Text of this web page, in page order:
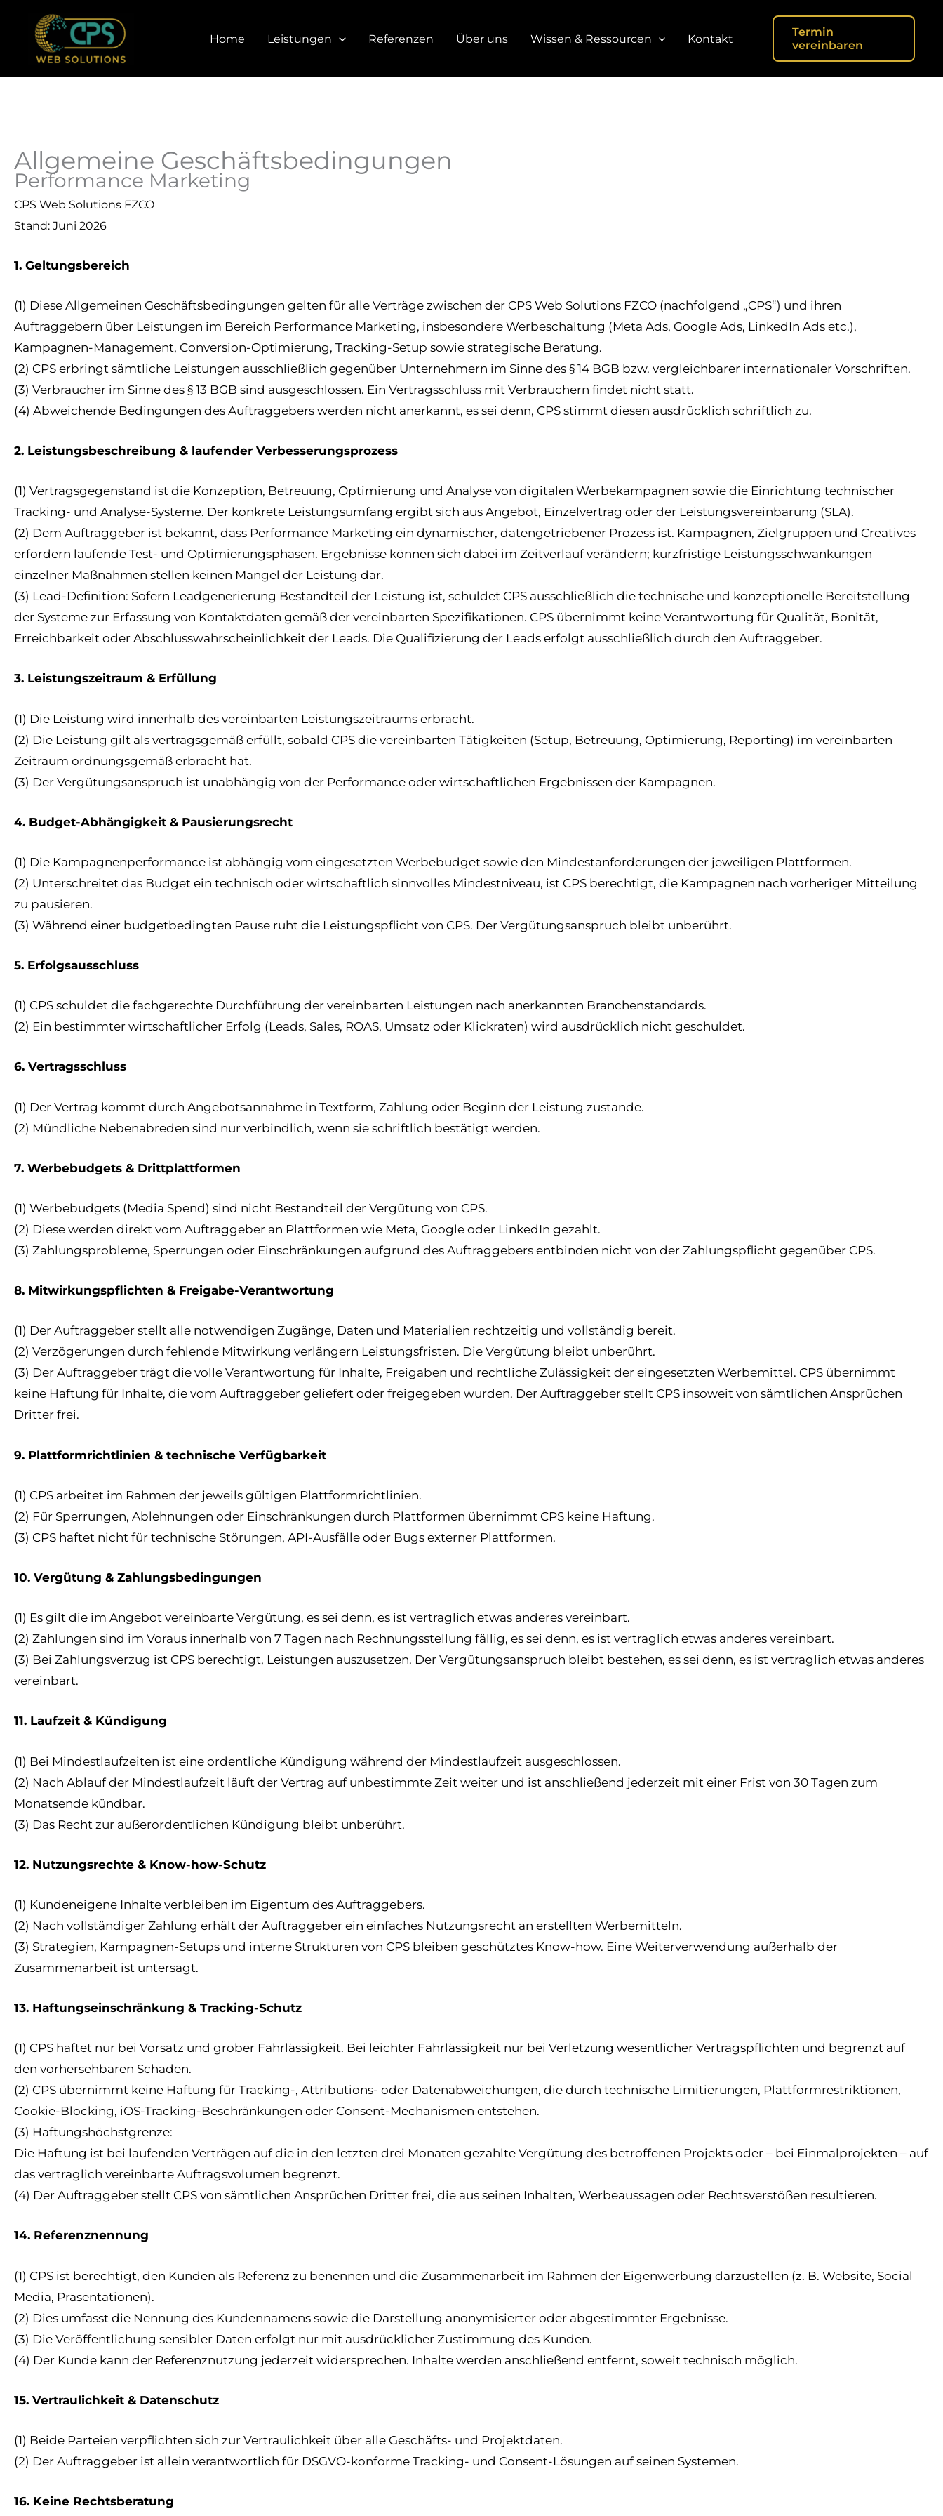
Inhalt
springen
Home Leistungen Referenzen Über uns Wissen & Ressourcen Kontakt
Termin
vereinbaren
Allgemeine Geschäftsbedingungen
Performance Marketing
CPS Web Solutions FZCO
Stand: Juni 2026
1. Geltungsbereich
(1) Diese Allgemeinen Geschäftsbedingungen gelten für alle Verträge zwischen der CPS Web Solutions FZCO (nachfolgend „CPS“) und ihren
Auftraggebern über Leistungen im Bereich Performance Marketing, insbesondere Werbeschaltung (Meta Ads, Google Ads, LinkedIn Ads etc.),
Kampagnen-Management, Conversion-Optimierung, Tracking-Setup sowie strategische Beratung.
(2) CPS erbringt sämtliche Leistungen ausschließlich gegenüber Unternehmern im Sinne des § 14 BGB bzw. vergleichbarer internationaler Vorschriften.
(3) Verbraucher im Sinne des § 13 BGB sind ausgeschlossen. Ein Vertragsschluss mit Verbrauchern findet nicht statt.
(4) Abweichende Bedingungen des Auftraggebers werden nicht anerkannt, es sei denn, CPS stimmt diesen ausdrücklich schriftlich zu.
2. Leistungsbeschreibung & laufender Verbesserungsprozess
(1) Vertragsgegenstand ist die Konzeption, Betreuung, Optimierung und Analyse von digitalen Werbekampagnen sowie die Einrichtung technischer
Tracking- und Analyse-Systeme. Der konkrete Leistungsumfang ergibt sich aus Angebot, Einzelvertrag oder der Leistungsvereinbarung (SLA).
(2) Dem Auftraggeber ist bekannt, dass Performance Marketing ein dynamischer, datengetriebener Prozess ist. Kampagnen, Zielgruppen und Creatives
erfordern laufende Test- und Optimierungsphasen. Ergebnisse können sich dabei im Zeitverlauf verändern; kurzfristige Leistungsschwankungen
einzelner Maßnahmen stellen keinen Mangel der Leistung dar.
(3) Lead-Definition: Sofern Leadgenerierung Bestandteil der Leistung ist, schuldet CPS ausschließlich die technische und konzeptionelle Bereitstellung
der Systeme zur Erfassung von Kontaktdaten gemäß der vereinbarten Spezifikationen. CPS übernimmt keine Verantwortung für Qualität, Bonität,
Erreichbarkeit oder Abschlusswahrscheinlichkeit der Leads. Die Qualifizierung der Leads erfolgt ausschließlich durch den Auftraggeber.
3. Leistungszeitraum & Erfüllung
(1) Die Leistung wird innerhalb des vereinbarten Leistungszeitraums erbracht.
(2) Die Leistung gilt als vertragsgemäß erfüllt, sobald CPS die vereinbarten Tätigkeiten (Setup, Betreuung, Optimierung, Reporting) im vereinbarten
Zeitraum ordnungsgemäß erbracht hat.
(3) Der Vergütungsanspruch ist unabhängig von der Performance oder wirtschaftlichen Ergebnissen der Kampagnen.
4. Budget-Abhängigkeit & Pausierungsrecht
(1) Die Kampagnenperformance ist abhängig vom eingesetzten Werbebudget sowie den Mindestanforderungen der jeweiligen Plattformen.
(2) Unterschreitet das Budget ein technisch oder wirtschaftlich sinnvolles Mindestniveau, ist CPS berechtigt, die Kampagnen nach vorheriger Mitteilung
zu pausieren.
(3) Während einer budgetbedingten Pause ruht die Leistungspflicht von CPS. Der Vergütungsanspruch bleibt unberührt.
5. Erfolgsausschluss
(1) CPS schuldet die fachgerechte Durchführung der vereinbarten Leistungen nach anerkannten Branchenstandards.
(2) Ein bestimmter wirtschaftlicher Erfolg (Leads, Sales, ROAS, Umsatz oder Klickraten) wird ausdrücklich nicht geschuldet.
6. Vertragsschluss
(1) Der Vertrag kommt durch Angebotsannahme in Textform, Zahlung oder Beginn der Leistung zustande.
(2) Mündliche Nebenabreden sind nur verbindlich, wenn sie schriftlich bestätigt werden.
7. Werbebudgets & Drittplattformen
(1) Werbebudgets (Media Spend) sind nicht Bestandteil der Vergütung von CPS.
(2) Diese werden direkt vom Auftraggeber an Plattformen wie Meta, Google oder LinkedIn gezahlt.
(3) Zahlungsprobleme, Sperrungen oder Einschränkungen aufgrund des Auftraggebers entbinden nicht von der Zahlungspflicht gegenüber CPS.
8. Mitwirkungspflichten & Freigabe-Verantwortung
(1) Der Auftraggeber stellt alle notwendigen Zugänge, Daten und Materialien rechtzeitig und vollständig bereit.
(2) Verzögerungen durch fehlende Mitwirkung verlängern Leistungsfristen. Die Vergütung bleibt unberührt.
(3) Der Auftraggeber trägt die volle Verantwortung für Inhalte, Freigaben und rechtliche Zulässigkeit der eingesetzten Werbemittel. CPS übernimmt
keine Haftung für Inhalte, die vom Auftraggeber geliefert oder freigegeben wurden. Der Auftraggeber stellt CPS insoweit von sämtlichen Ansprüchen
Dritter frei.
9. Plattformrichtlinien & technische Verfügbarkeit
(1) CPS arbeitet im Rahmen der jeweils gültigen Plattformrichtlinien.
(2) Für Sperrungen, Ablehnungen oder Einschränkungen durch Plattformen übernimmt CPS keine Haftung.
(3) CPS haftet nicht für technische Störungen, API-Ausfälle oder Bugs externer Plattformen.
10. Vergütung & Zahlungsbedingungen
(1) Es gilt die im Angebot vereinbarte Vergütung, es sei denn, es ist vertraglich etwas anderes vereinbart.
(2) Zahlungen sind im Voraus innerhalb von 7 Tagen nach Rechnungsstellung fällig, es sei denn, es ist vertraglich etwas anderes vereinbart.
(3) Bei Zahlungsverzug ist CPS berechtigt, Leistungen auszusetzen. Der Vergütungsanspruch bleibt bestehen, es sei denn, es ist vertraglich etwas anderes
vereinbart.
11. Laufzeit & Kündigung
(1) Bei Mindestlaufzeiten ist eine ordentliche Kündigung während der Mindestlaufzeit ausgeschlossen.
(2) Nach Ablauf der Mindestlaufzeit läuft der Vertrag auf unbestimmte Zeit weiter und ist anschließend jederzeit mit einer Frist von 30 Tagen zum
Monatsende kündbar.
(3) Das Recht zur außerordentlichen Kündigung bleibt unberührt.
12. Nutzungsrechte & Know-how-Schutz
(1) Kundeneigene Inhalte verbleiben im Eigentum des Auftraggebers.
(2) Nach vollständiger Zahlung erhält der Auftraggeber ein einfaches Nutzungsrecht an erstellten Werbemitteln.
(3) Strategien, Kampagnen-Setups und interne Strukturen von CPS bleiben geschütztes Know-how. Eine Weiterverwendung außerhalb der
Zusammenarbeit ist untersagt.
13. Haftungseinschränkung & Tracking-Schutz
(1) CPS haftet nur bei Vorsatz und grober Fahrlässigkeit. Bei leichter Fahrlässigkeit nur bei Verletzung wesentlicher Vertragspflichten und begrenzt auf
den vorhersehbaren Schaden.
(2) CPS übernimmt keine Haftung für Tracking-, Attributions- oder Datenabweichungen, die durch technische Limitierungen, Plattformrestriktionen,
Cookie-Blocking, iOS-Tracking-Beschränkungen oder Consent-Mechanismen entstehen.
(3) Haftungshöchstgrenze:
Die Haftung ist bei laufenden Verträgen auf die in den letzten drei Monaten gezahlte Vergütung des betroffenen Projekts oder – bei Einmalprojekten – auf
das vertraglich vereinbarte Auftragsvolumen begrenzt.
(4) Der Auftraggeber stellt CPS von sämtlichen Ansprüchen Dritter frei, die aus seinen Inhalten, Werbeaussagen oder Rechtsverstößen resultieren.
14. Referenznennung
(1) CPS ist berechtigt, den Kunden als Referenz zu benennen und die Zusammenarbeit im Rahmen der Eigenwerbung darzustellen (z. B. Website, Social
Media, Präsentationen).
(2) Dies umfasst die Nennung des Kundennamens sowie die Darstellung anonymisierter oder abgestimmter Ergebnisse.
(3) Die Veröffentlichung sensibler Daten erfolgt nur mit ausdrücklicher Zustimmung des Kunden.
(4) Der Kunde kann der Referenznutzung jederzeit widersprechen. Inhalte werden anschließend entfernt, soweit technisch möglich.
15. Vertraulichkeit & Datenschutz
(1) Beide Parteien verpflichten sich zur Vertraulichkeit über alle Geschäfts- und Projektdaten.
(2) Der Auftraggeber ist allein verantwortlich für DSGVO-konforme Tracking- und Consent-Lösungen auf seinen Systemen.
16. Keine Rechtsberatung